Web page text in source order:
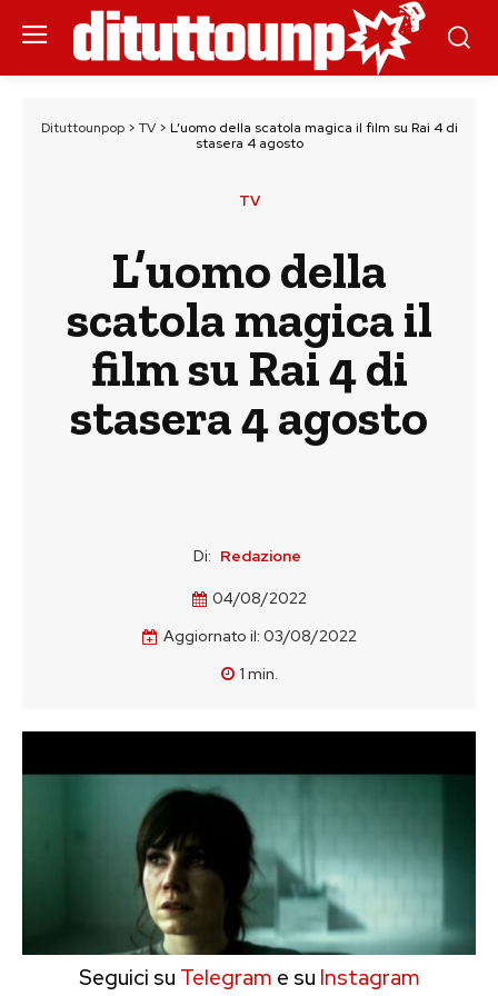
Dituttounpop> TV> L’uomo della scatola magica il film su Rai 4 di
stasera 4 agosto
TV
L’uomo della
scatola magica il
film su Rai 4 di
stasera 4 agosto
Di: Redazione
04/08/2022
Aggiornato il: 03/08/2022
1 min.
Seguici su Telegram e su Instagram